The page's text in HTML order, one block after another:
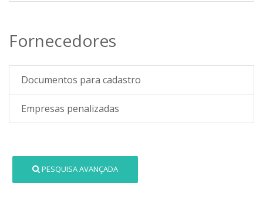
Fornecedores
Documentos para cadastro
Empresas penalizadas
PESQUISA AVANÇADA